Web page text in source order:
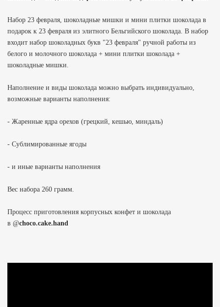
Набор 23 февраля, шоколадные мишки и мини плитки шоколада в
подарок к 23 февраля из элитного Бельгийского шоколада. В набор
входит набор шоколадных букв "23 февраля" ручной работы из
белого и молочного шоколада + мини плитки шоколада +
шоколадные мишки.
Наполнение и виды шоколада можно выбрать индивидуально,
возможные варианты наполнения:
- Жаренные ядра орехов (грецкий, кешью, миндаль)
- Сублимированные ягоды
- и иные варианты наполнения
Вес набора 260 грамм.
Процесс приготовления корпусных конфет и шоколада
в @choco.cake.hand